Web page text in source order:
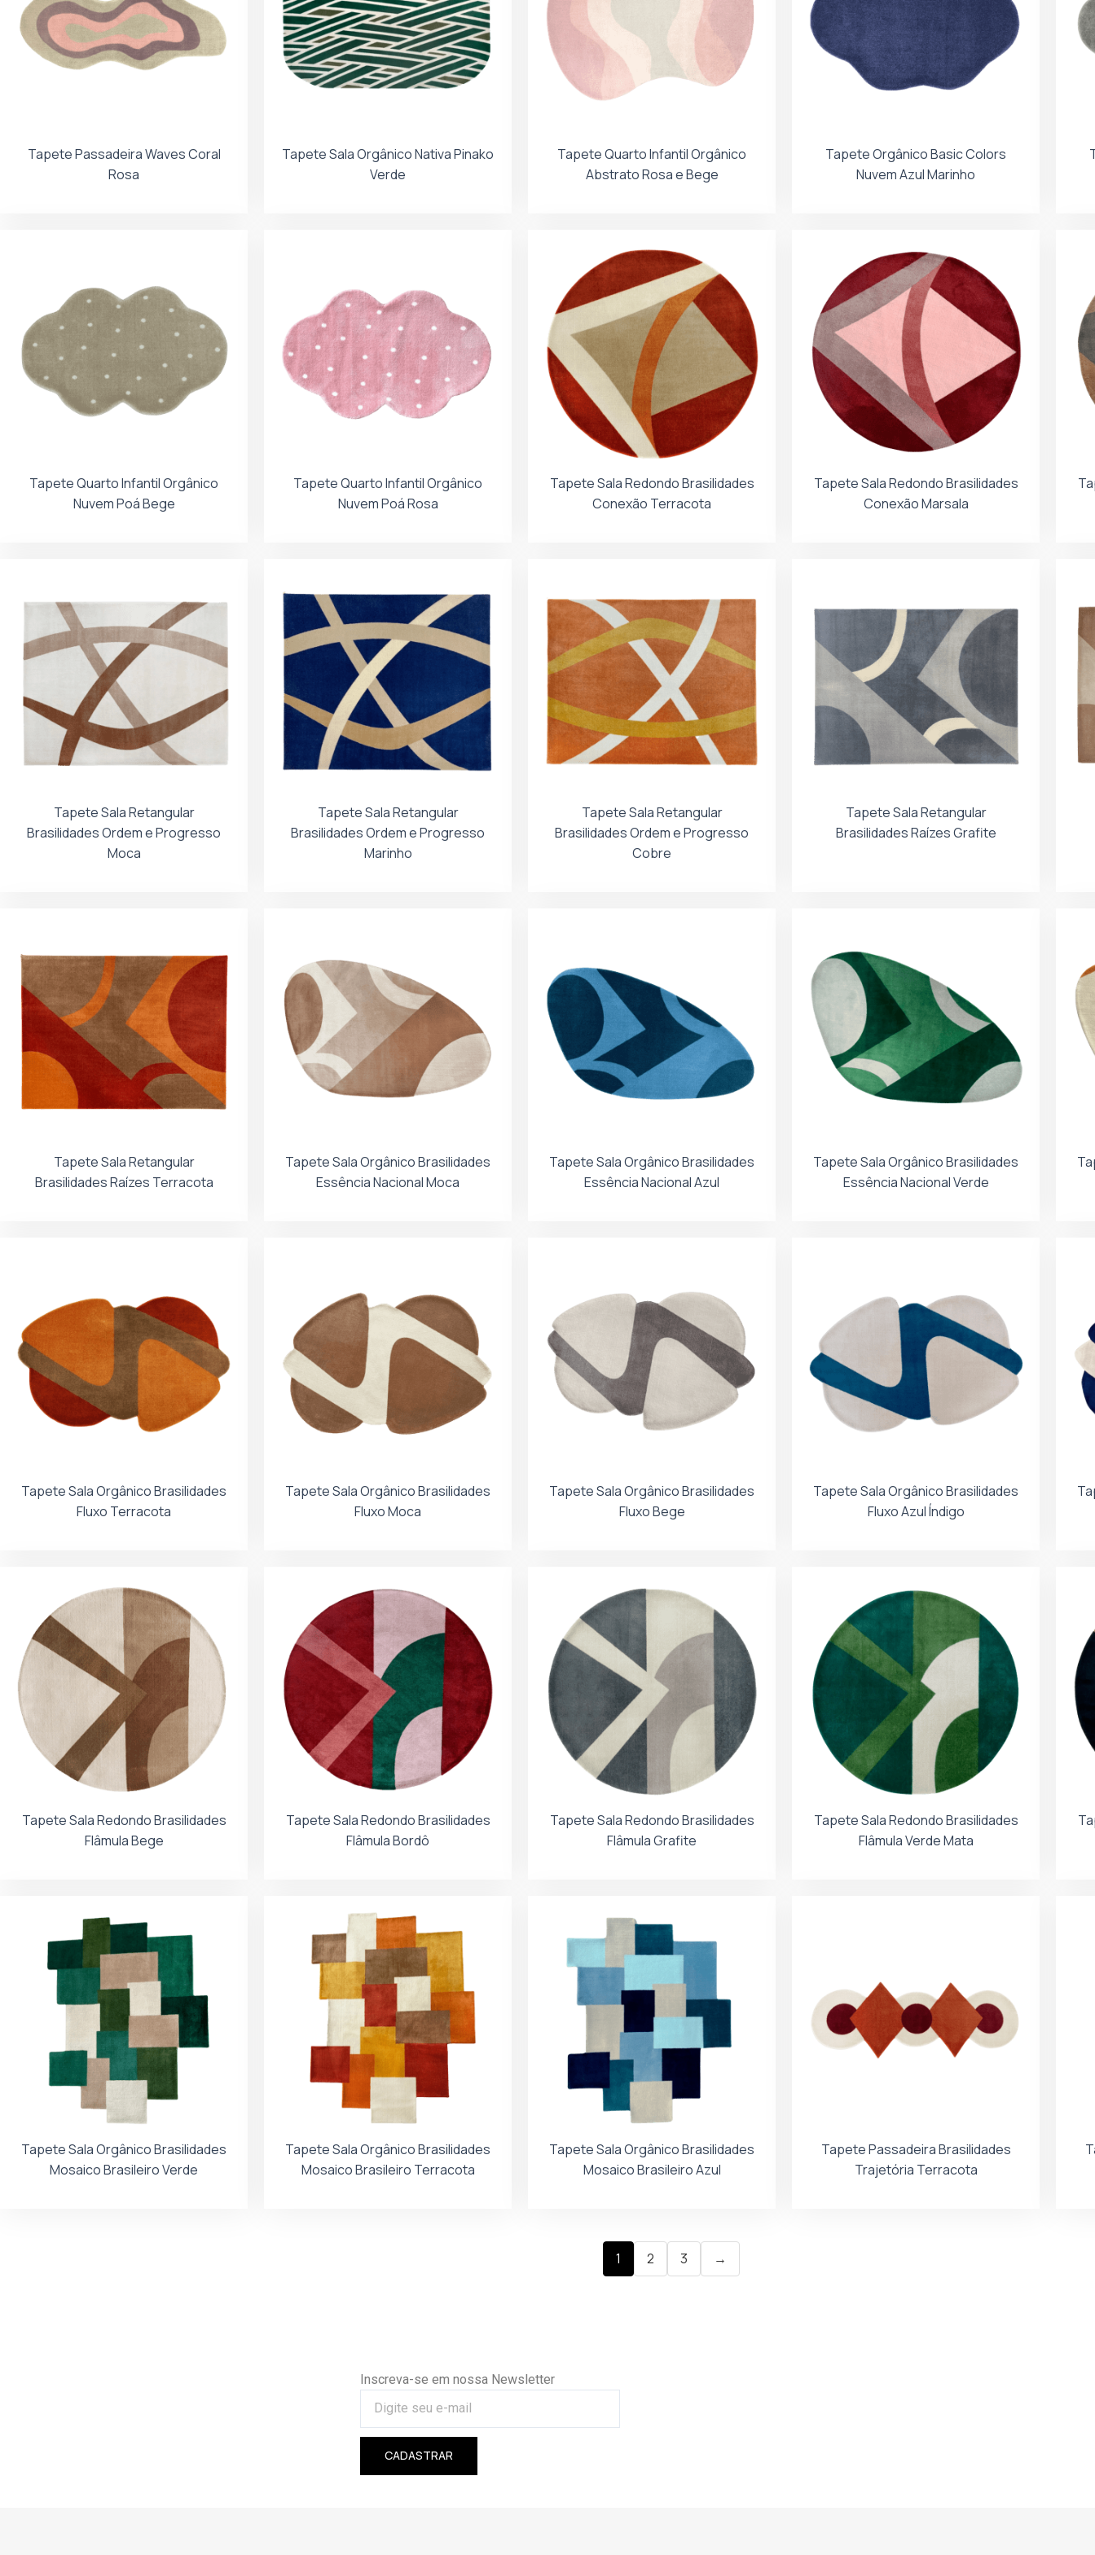
Tapete Passadeira Waves Coral
Rosa
Tapete Sala Orgânico Nativa Pinako
Verde
Tapete Quarto Infantil Orgânico
Abstrato Rosa e Bege
Tapete Orgânico Basic Colors
Nuvem Azul Marinho
Tapete Quarto Infantil Orgânico
Nuvem Poá Bege
Tapete Quarto Infantil Orgânico
Nuvem Poá Rosa
Tapete Sala Redondo Brasilidades
Conexão Terracota
Tapete Sala Redondo Brasilidades
Conexão Marsala
Tapete Sala Retangular
Brasilidades Ordem e Progresso
Moca
Tapete Sala Retangular
Brasilidades Ordem e Progresso
Marinho
Tapete Sala Retangular
Brasilidades Ordem e Progresso
Cobre
Tapete Sala Retangular
Brasilidades Raízes Grafite
Tapete Sala Retangular
Brasilidades Raízes Terracota
Tapete Sala Orgânico Brasilidades
Essência Nacional Moca
Tapete Sala Orgânico Brasilidades
Essência Nacional Azul
Tapete Sala Orgânico Brasilidades
Essência Nacional Verde
Tapete Sala Orgânico Brasilidades
Fluxo Terracota
Tapete Sala Orgânico Brasilidades
Fluxo Moca
Tapete Sala Orgânico Brasilidades
Fluxo Bege
Tapete Sala Orgânico Brasilidades
Fluxo Azul Índigo
Tapete Sala Redondo Brasilidades
Flâmula Bege
Tapete Sala Redondo Brasilidades
Flâmula Bordô
Tapete Sala Redondo Brasilidades
Flâmula Grafite
Tapete Sala Redondo Brasilidades
Flâmula Verde Mata
Tapete Sala Orgânico Brasilidades
Mosaico Brasileiro Verde
Tapete Sala Orgânico Brasilidades
Mosaico Brasileiro Terracota
Tapete Sala Orgânico Brasilidades
Mosaico Brasileiro Azul
Tapete Passadeira Brasilidades
Trajetória Terracota
1 2 3 →
Inscreva-se em nossa Newsletter
CADASTRAR